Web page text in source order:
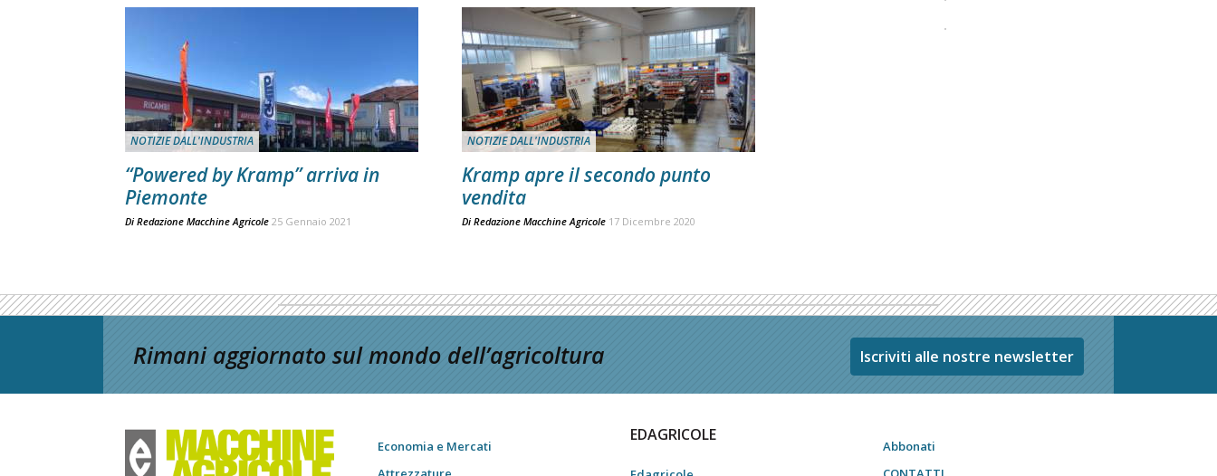
NOTIZIE DALL'INDUSTRIA
“Powered by Kramp” arriva in
Piemonte
Di Redazione Macchine Agricole 25 Gennaio 2021
NOTIZIE DALL'INDUSTRIA
Kramp apre il secondo punto
vendita
Di Redazione Macchine Agricole 17 Dicembre 2020
Rimani aggiornato sul mondo dell’agricoltura Iscriviti alle nostre newsletter
Economia e Mercati
EDAGRICOLE
Abbonati